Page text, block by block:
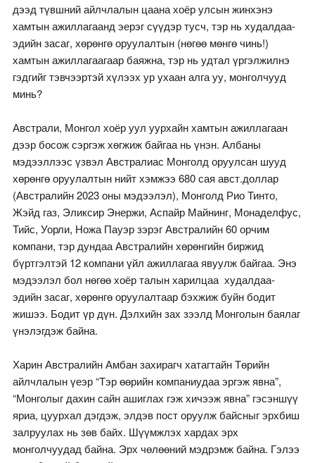
дээд түвшний айлчлалын цаана хоёр улсын жинхэнэ
хамтын ажиллагаанд эерэг сүүдэр тусч, тэр нь худалдаа-
эдийн засаг, хөрөнгө оруулалтын (нөгөө мөнгө чинь!)
хамтын ажиллагаагаар баяжна, тэр нь удтал үргэлжилнэ
гэдгийг тэвчээртэй хүлээх ур ухаан алга уу, монголчууд
минь?
Австрали, Монгол хоёр уул уурхайн хамтын ажиллагаан
дээр босож сэргэж хөгжиж байгаа нь үнэн. Албаны
мэдээллээс үзвэл Австралиас Монголд оруулсан шууд
хөрөнгө оруулалтын нийт хэмжээ 680 сая авст.доллар
(Австралийн 2023 оны мэдээлэл), Монголд Рио Тинто,
Жэйд газ, Эликсир Энержи, Аспайр Майнинг, Монаделфус,
Тийс, Уорли, Ножа Пауэр зэрэг Австралийн 60 орчим
компани, тэр дундаа Австралийн хөрөнгийн биржид
бүртгэлтэй 12 компани үйл ажиллагаа явуулж байгаа. Энэ
мэдээлэл бол нөгөө хоёр талын харилцаа худалдаа-
эдийн засаг, хөрөнгө оруулалтаар бэхжиж буйн бодит
жишээ. Бодит үр дүн. Дэлхийн зах зээлд Монголын баялаг
үнэлэгдэж байна.
Харин Австралийн Амбан захирагч хатагтайн Төрийн
айлчлалын үеэр “Тэр өөрийн компаниудаа эргэж явна”,
“Монголыг дахин сайн ашиглах гэж хичээж явна” гэсэншүү
яриа, цуурхал дэгдэж, элдэв пост оруулж байсныг эрхбиш
залруулах нь зөв байх. Шүүмжлэх хардах эрх
монголчуудад байна. Эрх чөлөөний мэдрэмж байна. Гэлээ